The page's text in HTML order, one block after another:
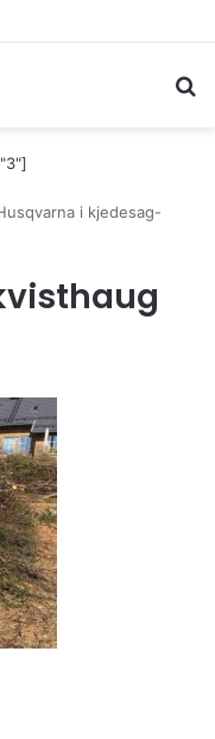
billigere
i kjedesag-